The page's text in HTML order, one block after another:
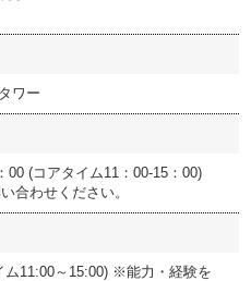
ワー
(コアタイム11：00-15：00)
合わせください。
ム11:00～15:00) ※能力・経験を